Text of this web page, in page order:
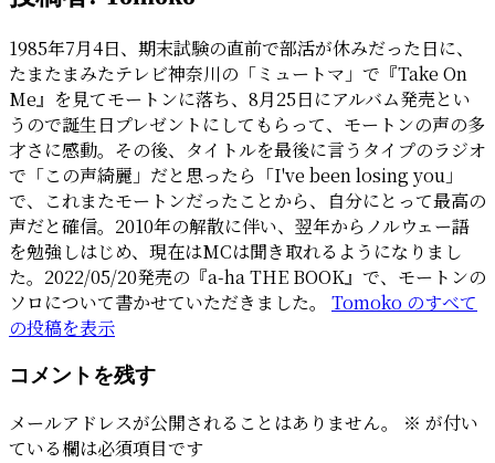
1985年7月4日、期末試験の直前で部活が休みだった日に、
たまたまみたテレビ神奈川の「ミュートマ」で『Take On
Me』を見てモートンに落ち、8月25日にアルバム発売とい
うので誕生日プレゼントにしてもらって、モートンの声の多
才さに感動。その後、タイトルを最後に言うタイプのラジオ
で「この声綺麗」だと思ったら「I've been losing you」
で、これまたモートンだったことから、自分にとって最高の
声だと確信。2010年の解散に伴い、翌年からノルウェー語
を勉強しはじめ、現在はMCは聞き取れるようになりまし
た。2022/05/20発売の『a-ha THE BOOK』で、モートンの
ソロについて書かせていただきました。 Tomoko のすべて
の投稿を表示
コメントを残す
メールアドレスが公開されることはありません。 ※ が付い
ている欄は必須項目です